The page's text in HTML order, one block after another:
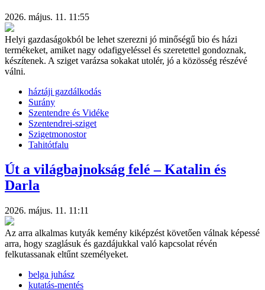
2026. május. 11. 11:55
Helyi gazdaságokból be lehet szerezni jó minőségű bio és házi
termékeket, amiket nagy odafigyeléssel és szeretettel gondoznak,
készítenek. A sziget varázsa sokakat utolér, jó a közösség részévé
válni.
háztáji gazdálkodás
Surány
Szentendre és Vidéke
Szentendrei-sziget
Szigetmonostor
Tahitótfalu
Út a világbajnokság felé – Katalin és
Darla
2026. május. 11. 11:11
Az arra alkalmas kutyák kemény kiképzést követően válnak képessé
arra, hogy szaglásuk és gazdájukkal való kapcsolat révén
felkutassanak eltűnt személyeket.
belga juhász
kutatás-mentés